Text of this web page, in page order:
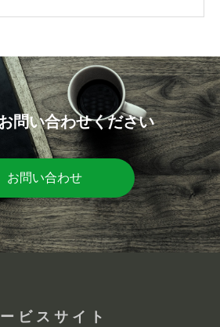
問い合わせください
お問い合わせ
ビスサイト